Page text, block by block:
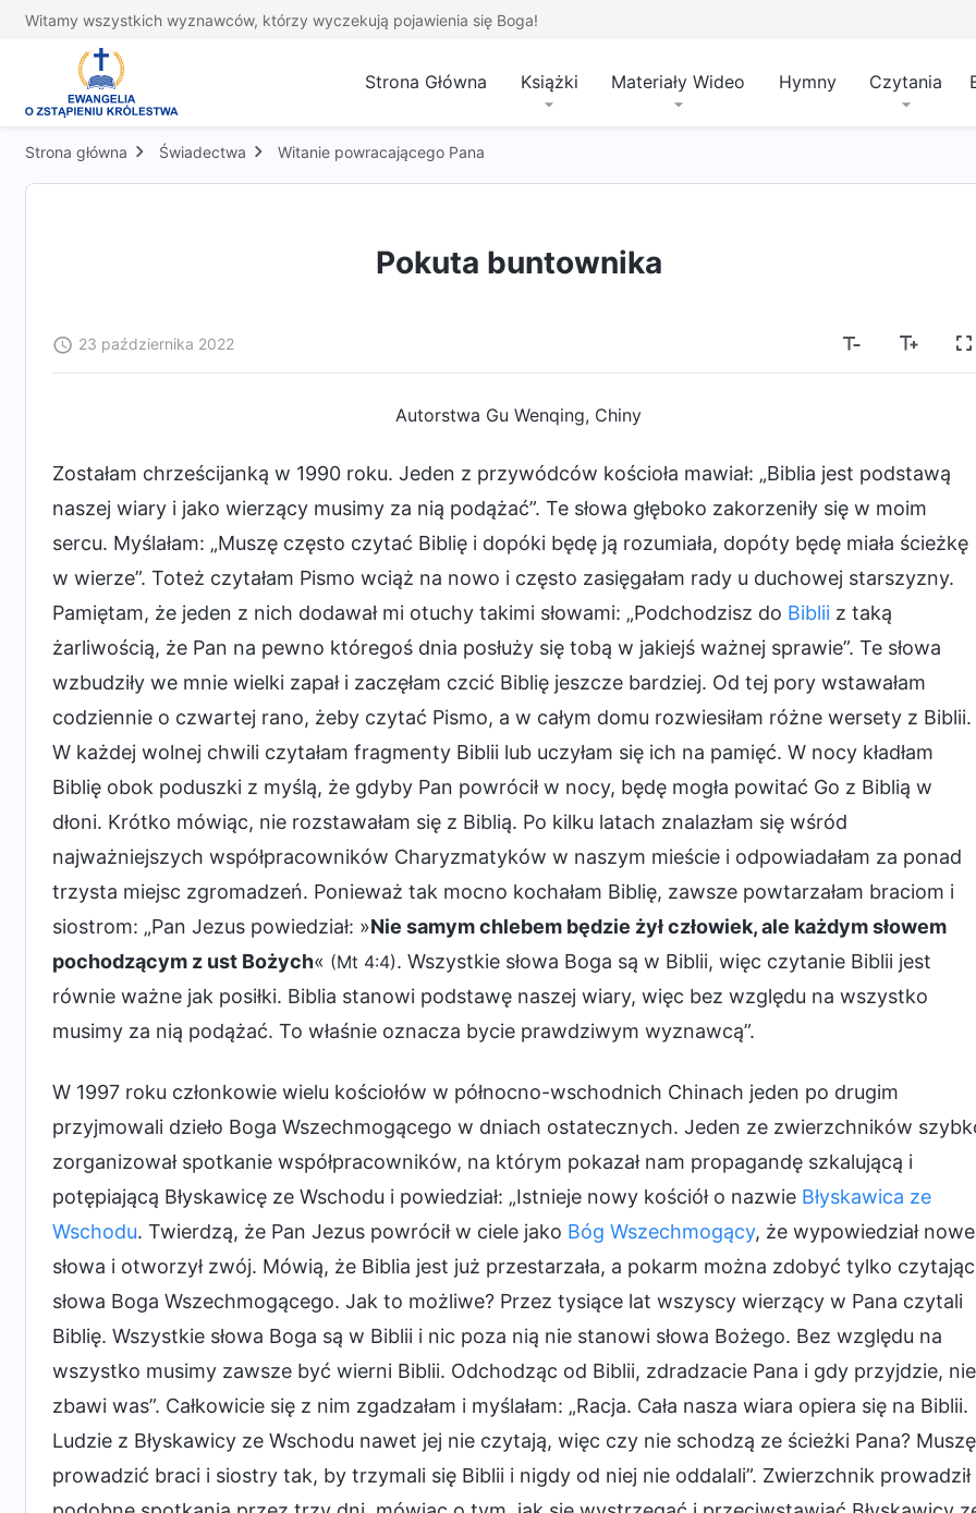
Witamy wszystkich wyznawców, którzy wyczekują pojawienia się Boga!
Strona Główna Książki Materiały Wideo Hymny Czytania
Strona główna Świadectwa Witanie powracającego Pana
Pokuta buntownika
23 października 2022
Autorstwa Gu Wenqing, Chiny
Zostałam chrześcijanką w 1990 roku. Jeden z przywódców kościoła mawiał: „Biblia jest podstawą
naszej wiary i jako wierzący musimy za nią podążać”. Te słowa głęboko zakorzeniły się w moim
sercu. Myślałam: „Muszę często czytać Biblię i dopóki będę ją rozumiała, dopóty będę miała ścieżkę
w wierze”. Toteż czytałam Pismo wciąż na nowo i często zasięgałam rady u duchowej starszyzny.
Pamiętam, że jeden z nich dodawał mi otuchy takimi słowami: „Podchodzisz do Biblii z taką
żarliwością, że Pan na pewno któregoś dnia posłuży się tobą w jakiejś ważnej sprawie”. Te słowa
wzbudziły we mnie wielki zapał i zaczęłam czcić Biblię jeszcze bardziej. Od tej pory wstawałam
codziennie o czwartej rano, żeby czytać Pismo, a w całym domu rozwiesiłam różne wersety z Biblii.
W każdej wolnej chwili czytałam fragmenty Biblii lub uczyłam się ich na pamięć. W nocy kładłam
Biblię obok poduszki z myślą, że gdyby Pan powrócił w nocy, będę mogła powitać Go z Biblią w
dłoni. Krótko mówiąc, nie rozstawałam się z Biblią. Po kilku latach znalazłam się wśród
najważniejszych współpracowników Charyzmatyków w naszym mieście i odpowiadałam za ponad
trzysta miejsc zgromadzeń. Ponieważ tak mocno kochałam Biblię, zawsze powtarzałam braciom i
siostrom: „Pan Jezus powiedział: »Nie samym chlebem będzie żył człowiek, ale każdym słowem
pochodzącym z ust Bożych« (Mt 4:4). Wszystkie słowa Boga są w Biblii, więc czytanie Biblii jest
równie ważne jak posiłki. Biblia stanowi podstawę naszej wiary, więc bez względu na wszystko
musimy za nią podążać. To właśnie oznacza bycie prawdziwym wyznawcą”.
W 1997 roku członkowie wielu kościołów w północno-wschodnich Chinach jeden po drugim
przyjmowali dzieło Boga Wszechmogącego w dniach ostatecznych. Jeden ze zwierzchników
zorganizował spotkanie współpracowników, na którym pokazał nam propagandę szkalującą i
potępiającą Błyskawicę ze Wschodu i powiedział: „Istnieje nowy kościół o nazwie Błyskawica ze
Wschodu. Twierdzą, że Pan Jezus powrócił w ciele jako Bóg Wszechmogący, że wypowiedział nowe
słowa i otworzył zwój. Mówią, że Biblia jest już przestarzała, a pokarm można zdobyć tylko czytając
słowa Boga Wszechmogącego. Jak to możliwe? Przez tysiące lat wszyscy wierzący w Pana czytali
Biblię. Wszystkie słowa Boga są w Biblii i nic poza nią nie stanowi słowa Bożego. Bez względu na
wszystko musimy zawsze być wierni Biblii. Odchodząc od Biblii, zdradzacie Pana i gdy przyjdzie, nie
zbawi was”. Całkowicie się z nim zgadzałam i myślałam: „Racja. Cała nasza wiara opiera się na Biblii.
Ludzie z Błyskawicy ze Wschodu nawet jej nie czytają, więc czy nie schodzą ze ścieżki Pana? Muszę
prowadzić braci i siostry tak, by trzymali się Biblii i nigdy od niej nie oddalali”. Zwierzchnik prowadził